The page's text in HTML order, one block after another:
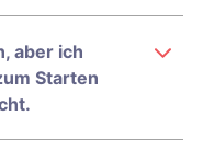
aber ich
Starten